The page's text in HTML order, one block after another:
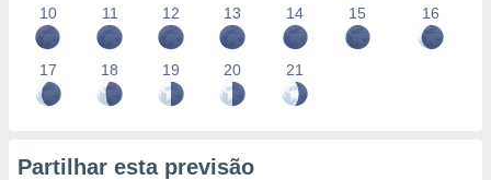
10 11 12 13 14 15 16
17 18 19 20 21
Partilhar esta previsão